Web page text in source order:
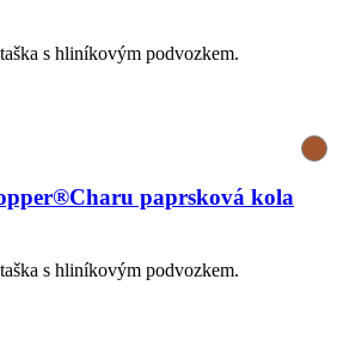
s hliníkovým podvozkem.
paprsková kola
s hliníkovým podvozkem.